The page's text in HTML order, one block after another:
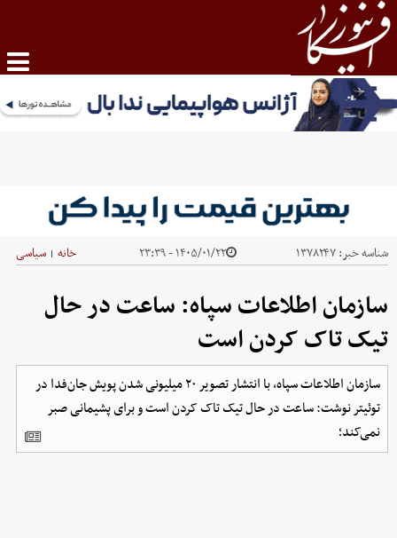
شناسه خبر:۱۳۷۸۲۴۷ ۱۴۰۵/۰۱/۲۲ - ۲۳:۳۹ خانه | سیاسی
سازمان اطلاعات سپاه: ساعت در حال
تیک تاک کردن است
سازمان اطلاعات سپاه، با انتشار تصویر ۲۰ میلیونی شدن پویش جان‌فدا در
توئیتر نوشت: ساعت در حال تیک تاک کردن است و برای پشیمانی صبر
نمی‌کند؛